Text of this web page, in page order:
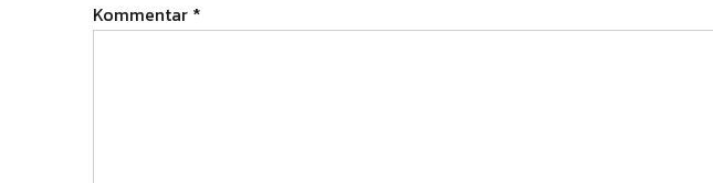
Kommentar *